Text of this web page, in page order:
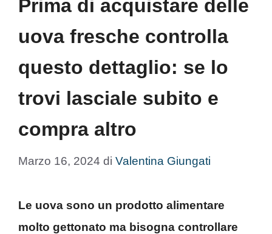
Prima di acquistare delle
uova fresche controlla
questo dettaglio: se lo
trovi lasciale subito e
compra altro
Marzo 16, 2024 di Valentina Giungati
Le uova sono un prodotto alimentare
molto gettonato ma bisogna controllare